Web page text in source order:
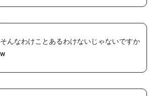
そんなわけことあるわけないじゃないですか
w